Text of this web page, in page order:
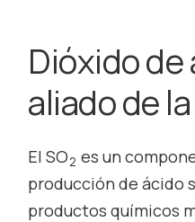
Dióxido de
aliado de
El SO2 es un
producción de ácido
productos químicos